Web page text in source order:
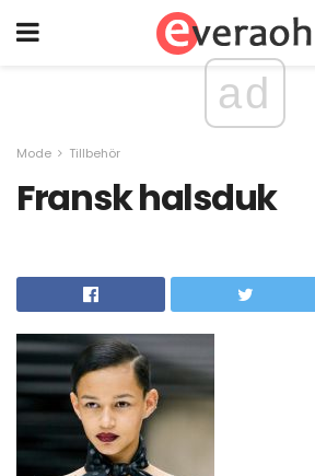
ad
Mode Tillbehör
Fransk halsduk